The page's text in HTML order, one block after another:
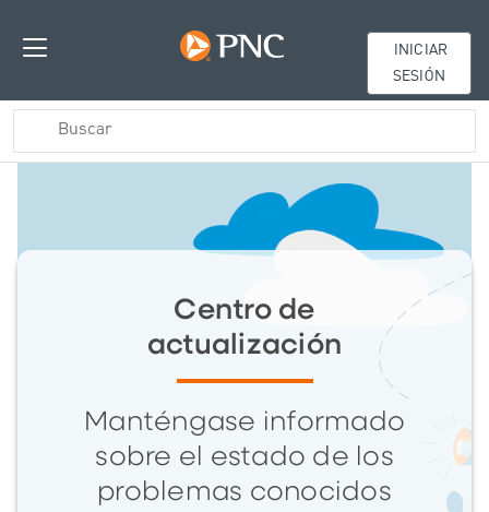
INICIAR
SESIÓN
Centro de
actualización
Manténgase informado
sobre el estado de los
problemas conocidos